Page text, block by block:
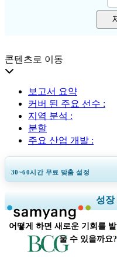
콘텐츠로 이동
보고서 요약
커버 된 주요 선수 :
지역 분석 :
분할
주요 산업 개발 :
30~60시간무료 맞춤 설정
지역 및 국가 범위 확장, 세그먼
종
지
성장
어떻게 하면 새로운 기회를
울 수 있을까요?